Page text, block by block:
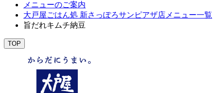
メニューのご案内
大戸屋ごはん処 新さっぽろサンピアザ店メニュー一覧
旨だれキムチ納豆
TOP